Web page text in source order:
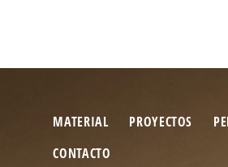
MATERIAL PROYECTOS
CONTACTO